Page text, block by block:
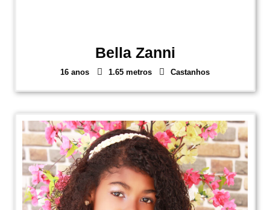
Bella Zanni
16 anos 1.65 metros Castanhos